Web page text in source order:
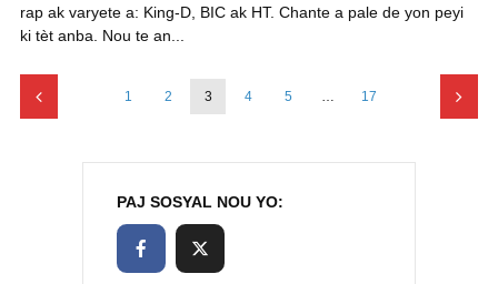
rap ak varyete a: King-D, BIC ak HT. Chante a pale de yon peyi
ki tèt anba. Nou te an...
1 2 3 4 5 … 17
PAJ SOSYAL NOU YO: